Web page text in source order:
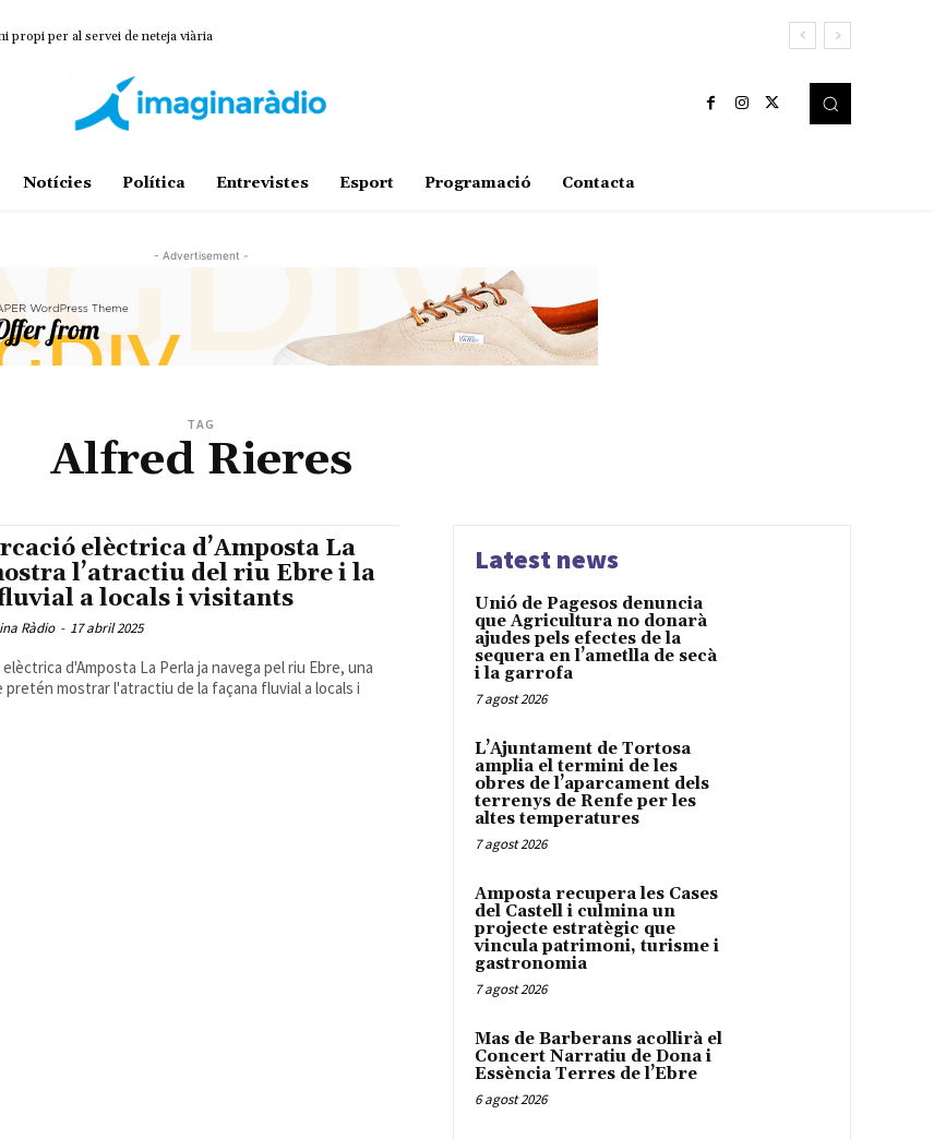
propi per al servei de neteja viària
Notícies Política Entrevistes Esport Programació Contacta
- Advertisement -
TAG
Alfred Rieres
elèctrica d’Amposta La
l’atractiu del riu Ebre i la
a locals i visitants
Ràdio - 17 abril 2025
d'Amposta La Perla ja navega pel riu Ebre, una
mostrar l'atractiu de la façana fluvial a locals i
Latest news
Unió de Pagesos denuncia
que Agricultura no donarà
ajudes pels efectes de la
sequera en l’ametlla de secà
i la garrofa
7 agost 2026
L’Ajuntament de Tortosa
amplia el termini de les
obres de l’aparcament dels
terrenys de Renfe per les
altes temperatures
7 agost 2026
Amposta recupera les Cases
del Castell i culmina un
projecte estratègic que
vincula patrimoni, turisme i
gastronomia
7 agost 2026
Mas de Barberans acollirà el
Concert Narratiu de Dona i
Essència Terres de l’Ebre
6 agost 2026